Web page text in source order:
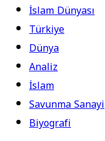
İslam Dünyası
Türkiye
Dünya
Analiz
İslam
Savunma Sanayi
Biyografi